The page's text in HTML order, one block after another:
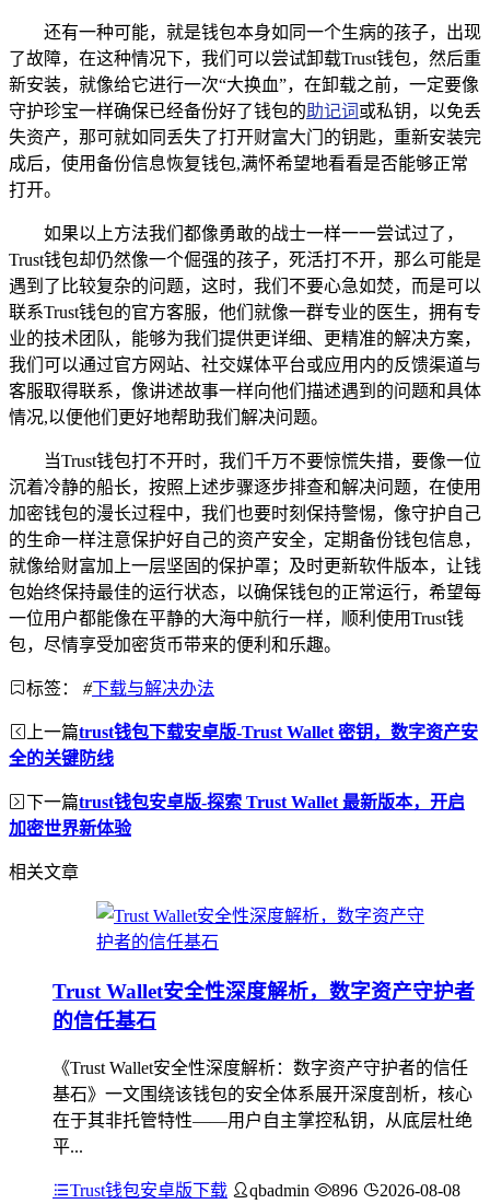
还有一种可能，就是钱包本身如同一个生病的孩子，出现
了故障，在这种情况下，我们可以尝试卸载Trust钱包，然后重
新安装，就像给它进行一次“大换血”，在卸载之前，一定要像
守护珍宝一样确保已经备份好了钱包的助记词 或私钥，以免丢
失资产，那可就如同丢失了打开财富大门的钥匙，重新安装完
成后，使用备份信息恢复钱包,满怀希望地看看是否能够正常
打开。
如果以上方法我们都像勇敢的战士一样一一尝试过了，
Trust钱包却仍然像一个倔强的孩子，死活打不开，那么可能是
遇到了比较复杂的问题，这时，我们不要心急如焚，而是可以
联系Trust钱包的官方客服，他们就像一群专业的医生，拥有专
业的技术团队，能够为我们提供更详细、更精准的解决方案，
我们可以通过官方网站、社交媒体平台或应用内的反馈渠道与
客服取得联系，像讲述故事一样向他们描述遇到的问题和具体
情况,以便他们更好地帮助我们解决问题。
当Trust钱包打不开时，我们千万不要惊慌失措，要像一位
沉着冷静的船长，按照上述步骤逐步排查和解决问题，在使用
加密钱包的漫长过程中，我们也要时刻保持警惕，像守护自己
的生命一样注意保护好自己的资产安全，定期备份钱包信息，
就像给财富加上一层坚固的保护罩；及时更新软件版本，让钱
包始终保持最佳的运行状态，以确保钱包的正常运行，希望每
一位用户都能像在平静的大海中航行一样，顺利使用Trust钱
包，尽情享受加密货币带来的便利和乐趣。
标签： #下载与解决办法
上一篇trust钱包下载安卓版-Trust Wallet 密钥，数字资产安
全的关键防线
下一篇trust钱包安卓版-探索 Trust Wallet 最新版本，开启
加密世界新体验
相关文章
Trust Wallet安全性深度解析，数字资产守护者
的信任基石
《Trust Wallet安全性深度解析：数字资产守护者的信任
基石》一文围绕该钱包的安全体系展开深度剖析，核心
在于其非托管特性——用户自主掌控私钥，从底层杜绝
平...
Trust钱包安卓版下载 qbadmin 896 2026-08-08